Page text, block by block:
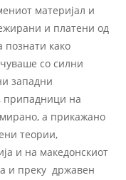
материјал и
и платени од
познати како
со силни
западни
припадници на
а прикажано
теории,
и на македонскиот
и преку државен